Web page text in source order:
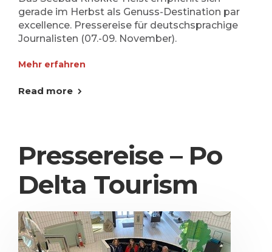
gerade im Herbst als Genuss-Destination par
excellence. Pressereise für deutschsprachige
Journalisten (07.-09. November).
Mehr erfahren
Read more
Pressereise – Po
Delta Tourism